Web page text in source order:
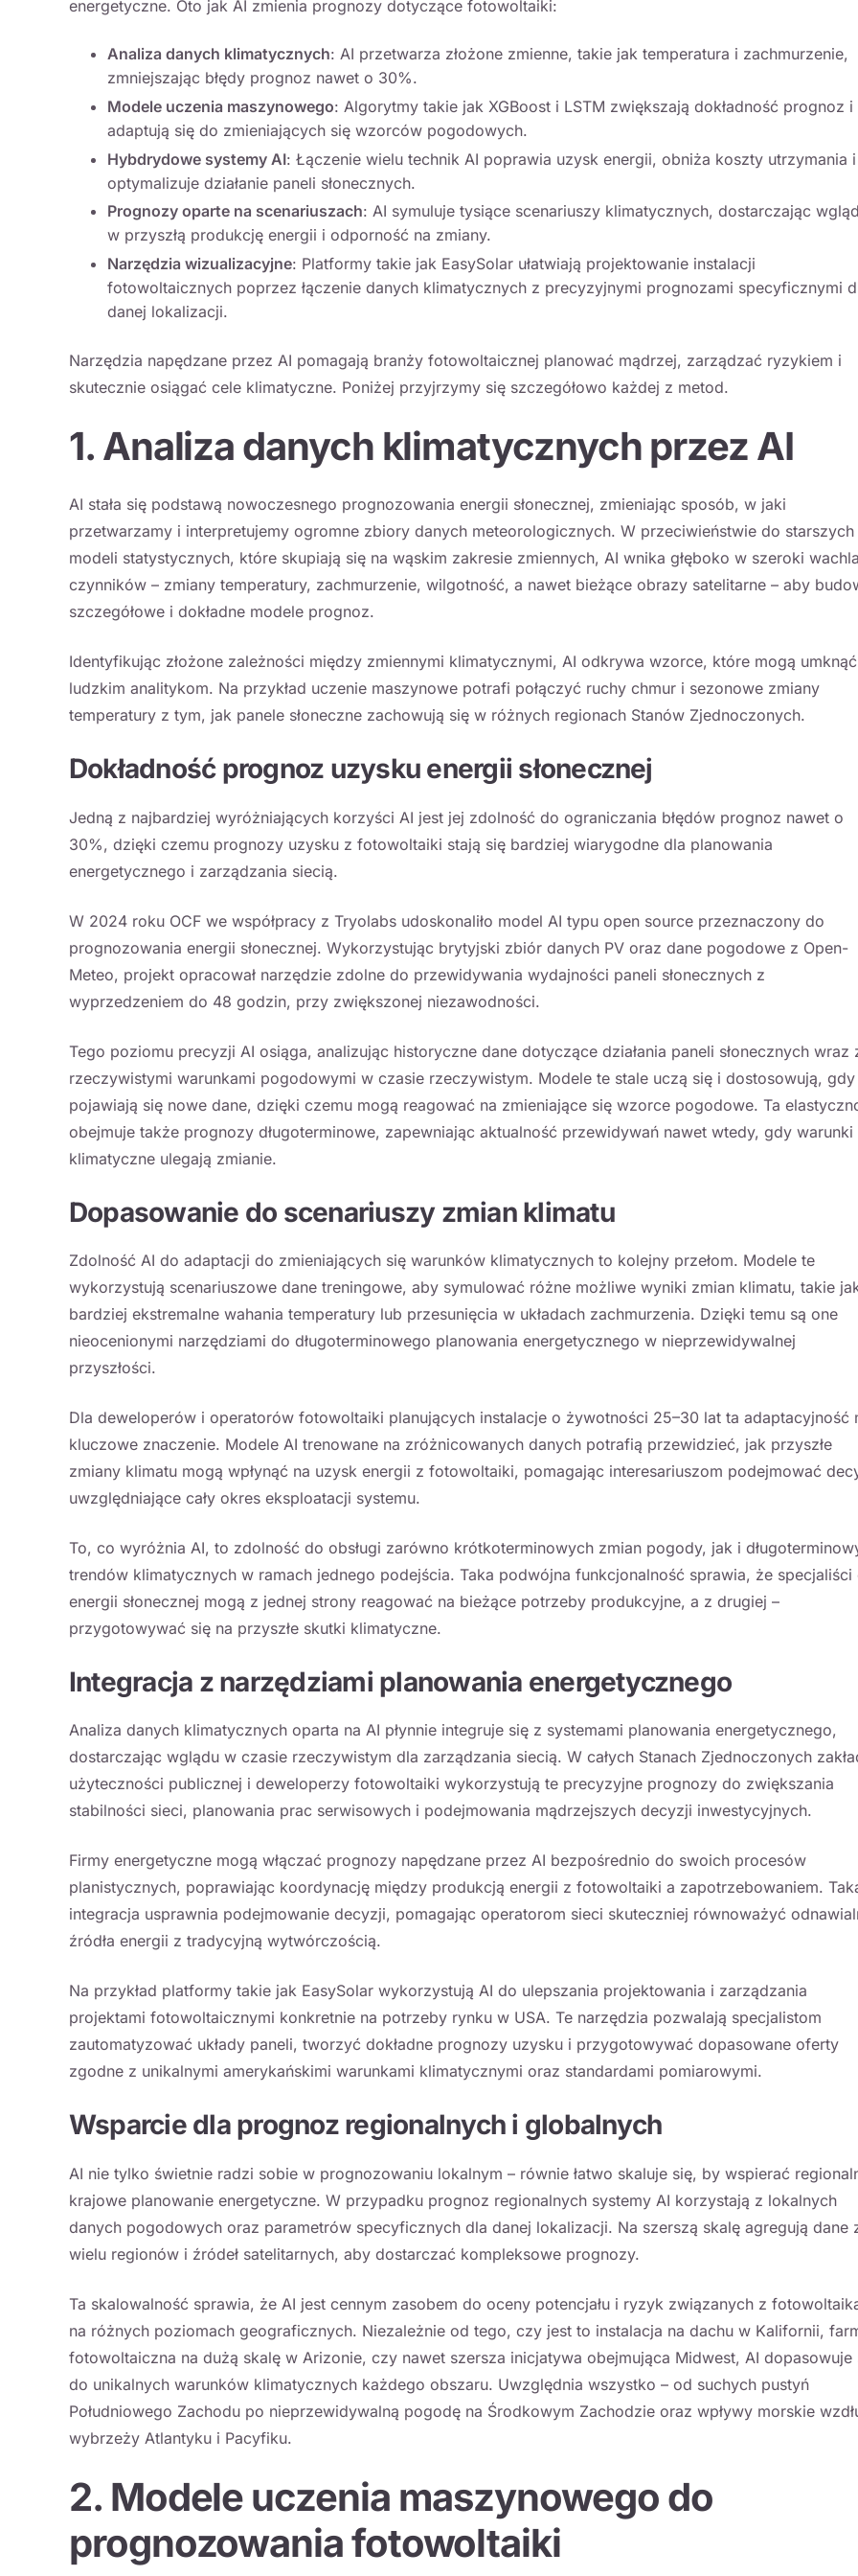
energetyczne. Oto jak AI zmienia prognozy dotyczące fotowoltaiki:
Analiza danych klimatycznych: AI przetwarza złożone zmienne, takie jak temperatura i zachmurzenie,
zmniejszając błędy prognoz nawet o 30%.
Modele uczenia maszynowego: Algorytmy takie jak XGBoost i LSTM zwiększają dokładność prognoz i
adaptują się do zmieniających się wzorców pogodowych.
Hybdrydowe systemy AI: Łączenie wielu technik AI poprawia uzysk energii, obniża koszty utrzymania i
optymalizuje działanie paneli słonecznych.
Prognozy oparte na scenariuszach: AI symuluje tysiące scenariuszy klimatycznych, dostarczając
w przyszłą produkcję energii i odporność na zmiany.
Narzędzia wizualizacyjne: Platformy takie jak EasySolar ułatwiają projektowanie instalacji
fotowoltaicznych poprzez łączenie danych klimatycznych z precyzyjnymi prognozami specyficznymi
danej lokalizacji.
Narzędzia napędzane przez AI pomagają branży fotowoltaicznej planować mądrzej, zarządzać ryzykiem i
skutecznie osiągać cele klimatyczne. Poniżej przyjrzymy się szczegółowo każdej z metod.
1. Analiza danych klimatycznych przez AI
AI stała się podstawą nowoczesnego prognozowania energii słonecznej, zmieniając sposób, w jaki
przetwarzamy i interpretujemy ogromne zbiory danych meteorologicznych. W przeciwieństwie do starszych
modeli statystycznych, które skupiają się na wąskim zakresie zmiennych, AI wnika głęboko w szeroki
czynników – zmiany temperatury, zachmurzenie, wilgotność, a nawet bieżące obrazy satelitarne – aby
szczegółowe i dokładne modele prognoz.
Identyfikując złożone zależności między zmiennymi klimatycznymi, AI odkrywa wzorce, które mogą umknąć
ludzkim analitykom. Na przykład uczenie maszynowe potrafi połączyć ruchy chmur i sezonowe zmiany
temperatury z tym, jak panele słoneczne zachowują się w różnych regionach Stanów Zjednoczonych.
Dokładność prognoz uzysku energii słonecznej
Jedną z najbardziej wyróżniających korzyści AI jest jej zdolność do ograniczania błędów prognoz nawet o
30%, dzięki czemu prognozy uzysku z fotowoltaiki stają się bardziej wiarygodne dla planowania
energetycznego i zarządzania siecią.
W 2024 roku OCF we współpracy z Tryolabs udoskonaliło model AI typu open source przeznaczony do
prognozowania energii słonecznej. Wykorzystując brytyjski zbiór danych PV oraz dane pogodowe z Open-
Meteo, projekt opracował narzędzie zdolne do przewidywania wydajności paneli słonecznych z
wyprzedzeniem do 48 godzin, przy zwiększonej niezawodności.
Tego poziomu precyzji AI osiąga, analizując historyczne dane dotyczące działania paneli słonecznych wraz
rzeczywistymi warunkami pogodowymi w czasie rzeczywistym. Modele te stale uczą się i dostosowują, gdy
pojawiają się nowe dane, dzięki czemu mogą reagować na zmieniające się wzorce pogodowe. Ta
obejmuje także prognozy długoterminowe, zapewniając aktualność przewidywań nawet wtedy, gdy warunki
klimatyczne ulegają zmianie.
Dopasowanie do scenariuszy zmian klimatu
Zdolność AI do adaptacji do zmieniających się warunków klimatycznych to kolejny przełom. Modele te
wykorzystują scenariuszowe dane treningowe, aby symulować różne możliwe wyniki zmian klimatu, takie
bardziej ekstremalne wahania temperatury lub przesunięcia w układach zachmurzenia. Dzięki temu są one
nieocenionymi narzędziami do długoterminowego planowania energetycznego w nieprzewidywalnej
przyszłości.
Dla deweloperów i operatorów fotowoltaiki planujących instalacje o żywotności 25–30 lat ta adaptacyjność
kluczowe znaczenie. Modele AI trenowane na zróżnicowanych danych potrafią przewidzieć, jak przyszłe
zmiany klimatu mogą wpłynąć na uzysk energii z fotowoltaiki, pomagając interesariuszom podejmować
uwzględniające cały okres eksploatacji systemu.
To, co wyróżnia AI, to zdolność do obsługi zarówno krótkoterminowych zmian pogody, jak i
trendów klimatycznych w ramach jednego podejścia. Taka podwójna funkcjonalność sprawia, że specjaliści
energii słonecznej mogą z jednej strony reagować na bieżące potrzeby produkcyjne, a z drugiej –
przygotowywać się na przyszłe skutki klimatyczne.
Integracja z narzędziami planowania energetycznego
Analiza danych klimatycznych oparta na AI płynnie integruje się z systemami planowania energetycznego,
dostarczając wglądu w czasie rzeczywistym dla zarządzania siecią. W całych Stanach Zjednoczonych
użyteczności publicznej i deweloperzy fotowoltaiki wykorzystują te precyzyjne prognozy do zwiększania
stabilności sieci, planowania prac serwisowych i podejmowania mądrzejszych decyzji inwestycyjnych.
Firmy energetyczne mogą włączać prognozy napędzane przez AI bezpośrednio do swoich procesów
planistycznych, poprawiając koordynację między produkcją energii z fotowoltaiki a zapotrzebowaniem.
integracja usprawnia podejmowanie decyzji, pomagając operatorom sieci skuteczniej równoważyć
źródła energii z tradycyjną wytwórczością.
Na przykład platformy takie jak EasySolar wykorzystują AI do ulepszania projektowania i zarządzania
projektami fotowoltaicznymi konkretnie na potrzeby rynku w USA. Te narzędzia pozwalają specjalistom
zautomatyzować układy paneli, tworzyć dokładne prognozy uzysku i przygotowywać dopasowane oferty
zgodne z unikalnymi amerykańskimi warunkami klimatycznymi oraz standardami pomiarowymi.
Wsparcie dla prognoz regionalnych i globalnych
AI nie tylko świetnie radzi sobie w prognozowaniu lokalnym – równie łatwo skaluje się, by wspierać
krajowe planowanie energetyczne. W przypadku prognoz regionalnych systemy AI korzystają z lokalnych
danych pogodowych oraz parametrów specyficznych dla danej lokalizacji. Na szerszą skalę agregują dane
wielu regionów i źródeł satelitarnych, aby dostarczać kompleksowe prognozy.
Ta skalowalność sprawia, że AI jest cennym zasobem do oceny potencjału i ryzyk związanych z
na różnych poziomach geograficznych. Niezależnie od tego, czy jest to instalacja na dachu w Kalifornii,
fotowoltaiczna na dużą skalę w Arizonie, czy nawet szersza inicjatywa obejmująca Midwest, AI dopasowuje
do unikalnych warunków klimatycznych każdego obszaru. Uwzględnia wszystko – od suchych pustyń
Południowego Zachodu po nieprzewidywalną pogodę na Środkowym Zachodzie oraz wpływy morskie
wybrzeży Atlantyku i Pacyfiku.
2. Modele uczenia maszynowego do
prognozowania fotowoltaiki